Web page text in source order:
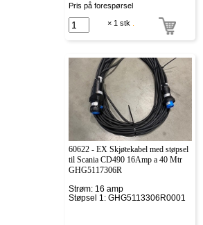
Pris på forespørsel
× 1 stk
60622 - EX Skjøtekabel med støpsel
til Scania CD490 16Amp a 40 Mtr
GHG5117306R
Strøm: 16 amp
Støpsel 1: GHG5113306R0001